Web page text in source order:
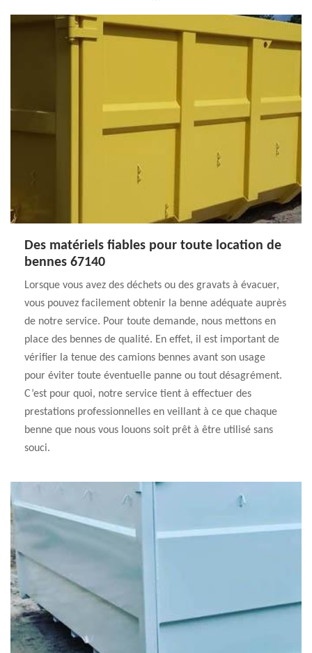
Des matériels fiables pour toute location de
bennes 67140
Lorsque vous avez des déchets ou des gravats à évacuer,
vous pouvez facilement obtenir la benne adéquate auprès
de notre service. Pour toute demande, nous mettons en
place des bennes de qualité. En effet, il est important de
vérifier la tenue des camions bennes avant son usage
pour éviter toute éventuelle panne ou tout désagrément.
C’est pour quoi, notre service tient à effectuer des
prestations professionnelles en veillant à ce que chaque
benne que nous vous louons soit prêt à être utilisé sans
souci.